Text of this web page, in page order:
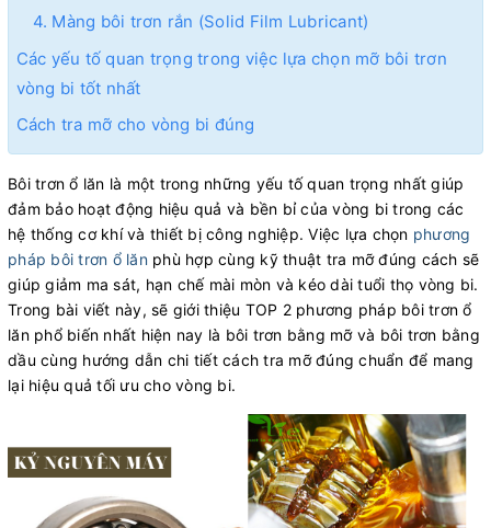
4. Màng bôi trơn rắn (Solid Film Lubricant)
Các yếu tố quan trọng trong việc lựa chọn mỡ bôi trơn
vòng bi tốt nhất
Cách tra mỡ cho vòng bi đúng
Bôi trơn ổ lăn là một trong những yếu tố quan trọng nhất giúp
đảm bảo hoạt động hiệu quả và bền bỉ của vòng bi trong các
hệ thống cơ khí và thiết bị công nghiệp. Việc lựa chọn phương
pháp bôi trơn ổ lănphù hợp cùng kỹ thuật tra mỡ đúng cách sẽ
giúp giảm ma sát, hạn chế mài mòn và kéo dài tuổi thọ vòng bi.
Trong bài viết này, sẽ giới thiệu TOP 2 phương pháp bôi trơn ổ
lăn phổ biến nhất hiện nay là bôi trơn bằng mỡ và bôi trơn bằng
dầu cùng hướng dẫn chi tiết cách tra mỡ đúng chuẩn để mang
lại hiệu quả tối ưu cho vòng bi.